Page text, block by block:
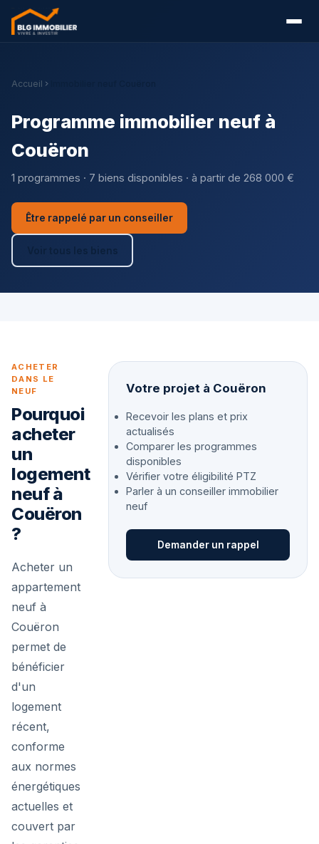
Accueil
Programme immobilier neuf à
Couëron
1 programmes · 7 biens disponibles · à partir de 268 000 €
Être rappelé par un conseiller
Voir tous les biens
ACHETER
DANS LE
NEUF
Pourquoi
acheter
un
logement
neuf à
Couëron
?
Acheter un
appartement
neuf à
Couëron
permet de
bénéficier
d'un
logement
récent,
conforme
aux normes
énergétiques
actuelles et
couvert par
Votre projet à Couëron
Recevoir les plans et prix
actualisés
Comparer les programmes
disponibles
Vérifier votre éligibilité PTZ
Parler à un conseiller immobilier
neuf
Demander un rappel